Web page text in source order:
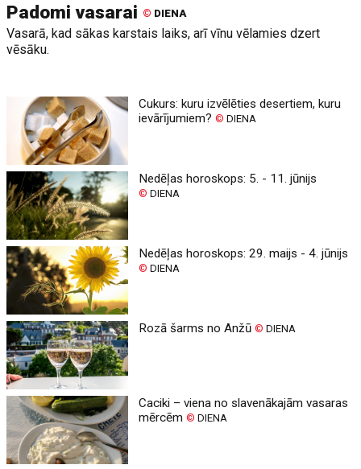
Padomi vasarai © DIENA
Vasarā, kad sākas karstais laiks, arī vīnu vēlamies dzert
vēsāku.
Cukurs: kuru izvēlēties desertiem, kuru
ievārījumiem?© DIENA
Nedēļas horoskops: 5. - 11. jūnijs
© DIENA
Nedēļas horoskops: 29. maijs - 4. jūnijs
© DIENA
Rozā šarms no Anžū© DIENA
Caciki – viena no slavenākajām vasaras
mērcēm© DIENA